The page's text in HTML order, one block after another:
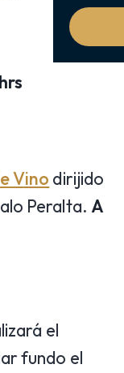
Vino dirijido
Peralta. A
el
fundo el